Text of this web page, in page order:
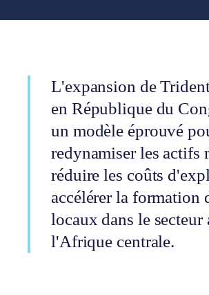
L'expansion de
en République du
un modèle éprouvé
redynamiser les actifs
réduire les coûts
accélérer la formation
locaux dans le secteur
l'Afrique centrale.